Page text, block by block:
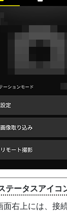
テータスアイコ
面右上には、接